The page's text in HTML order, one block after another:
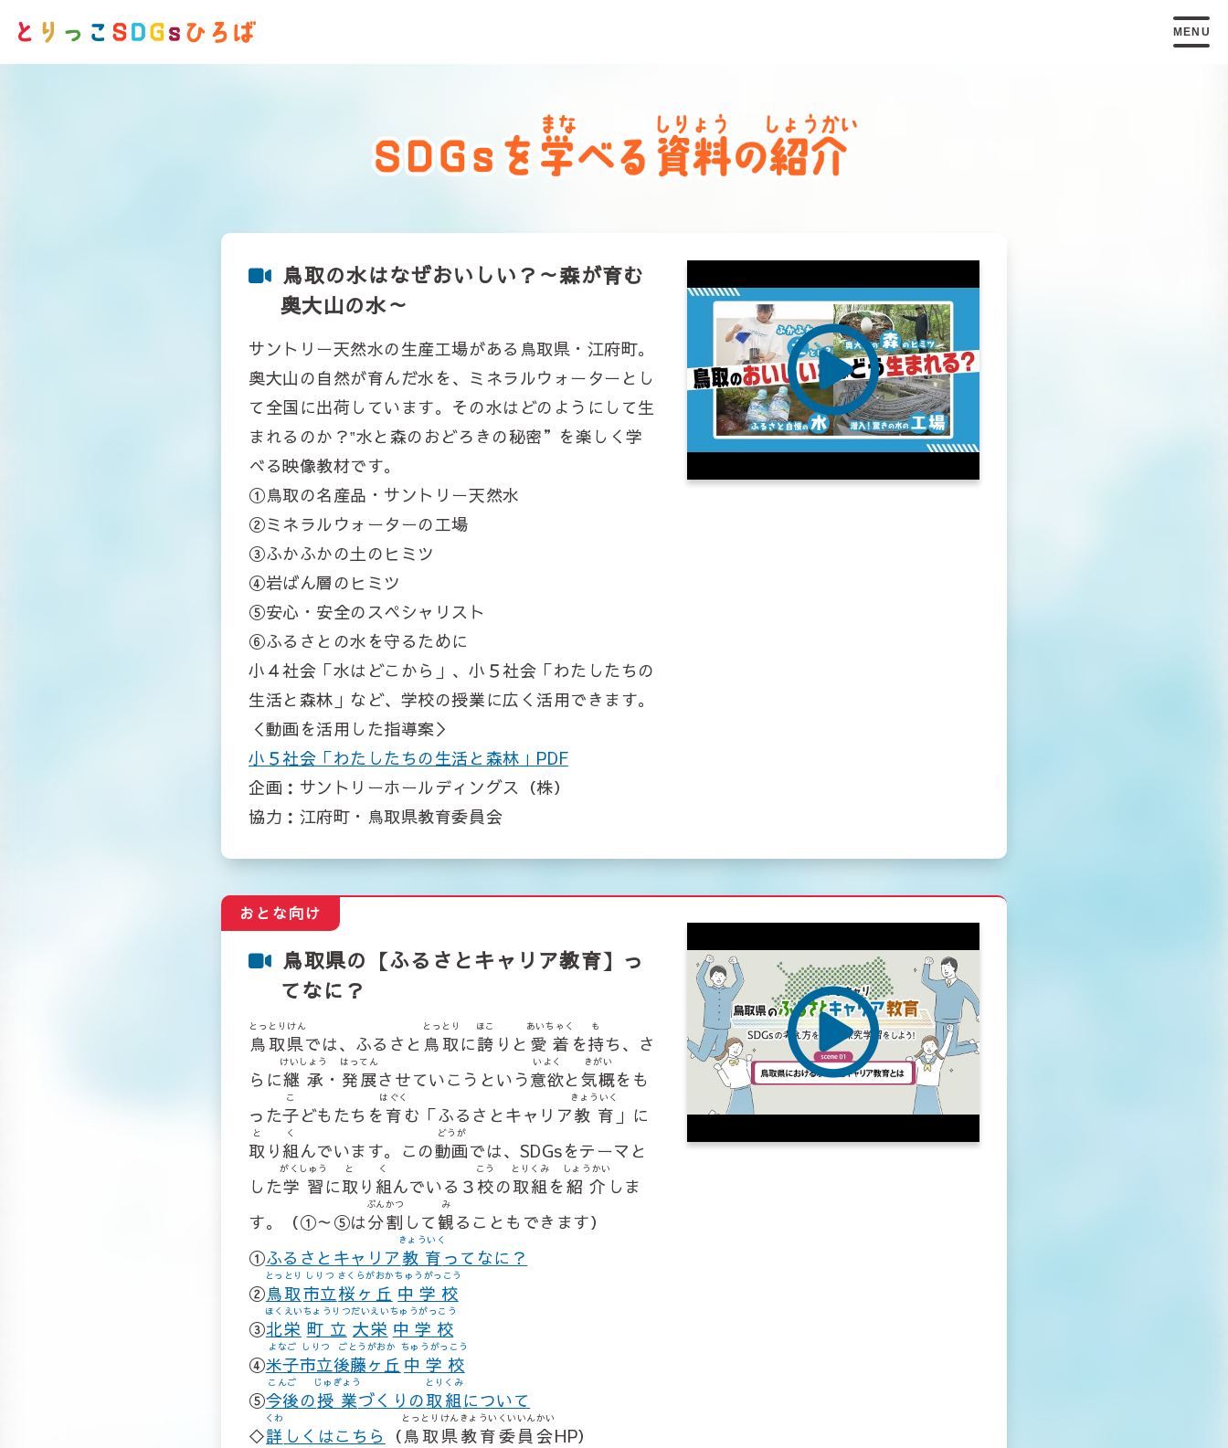
MENU
17
SDGsを学
まな
べる
しりょう
お知
し
らせ
鳥取の水はなぜおいしい？～森が育む
奥大山の水～
サントリー天然水の生産工場がある鳥取県・江府町。
奥大山の自然が育んだ水を、ミネラルウォーターとし
て全国に出荷しています。その水はどのようにして生
まれるのか？‟水と森のおどろきの秘密”を楽しく学
べる映像教材です。
①鳥取の名産品・サントリー天然水
②ミネラルウォーターの工場
③ふかふかの土のヒミツ
④岩ばん層のヒミツ
⑤安心・安全のスペシャリスト
⑥ふるさとの水を守るために
小４社会「水はどこから」、小５社会「わたしたちの
生活と森林」など、学校の授業に広く活用できます。
＜動画を活用した指導案＞
小５社会「わたしたちの生活と森林」PDF
企画：サントリーホールディングス（株）
協力：江府町・鳥取県教育委員会
鳥取県の【ふるさとキャリア教育】っ
てなに？
鳥取県
とっとりけん
では、ふるさと 鳥取
とっとり
に誇
ほこ
りと 愛着
あいちゃく
を持
も
ち、さ
らに継承
けいしょう
・ 発展
はってん
させていこうという意欲
いよく
と 気概
きがい
をも
った子
こ
どもたちを 育
はぐく
む「ふるさとキャリア教育
きょういく
」に
取
と
り組
く
んでいます。この動画
どうが
では、SDGsをテーマと
した学習
がくしゅう
に取
と
り 組
く
んでいる３ 校
こう
の取組
とりくみ
を紹介
しょうかい
しま
す。（①～⑤は分割
ぶんかつ
して 観
み
ることもできます）
①ふるさとキャリア 教育
きょういく
ってなに？
②鳥取
とっとり
市立
しりつ
桜ヶ丘
さくらがおか
中学校
ちゅうがっこう
③北栄
ほくえい
町立
ちょうりつ
大栄
だいえい
中学校
ちゅうがっこう
④米子
よなご
市立
しりつ
後藤ヶ丘
ごとうがおか
中学校
ちゅうがっこう
⑤今後
こんご
の授業
じゅぎょう
づくりの取組
とりくみ
について
◇詳
くわ
しくはこちら （鳥取県教育委員会
とっとりけんきょういくいいんかい
HP）